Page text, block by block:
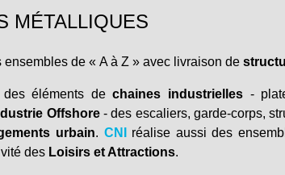
MÉTALLIQUES
ensembles de « A à Z » avec livraison de
des éléments dechaines industrielles -
Offshore- des escaliers, garde-corps,
urbain. CNI
réalise aussi des
des Loisirs et Attractions.